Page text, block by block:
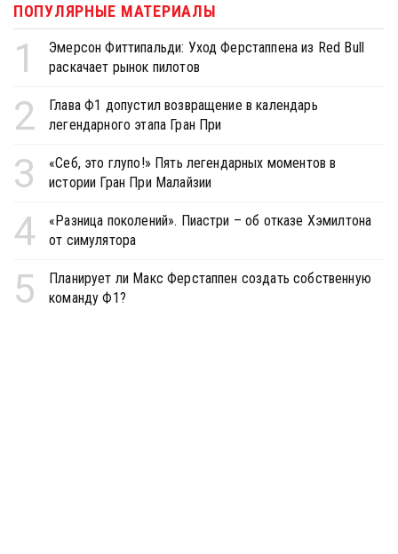
ПОПУЛЯРНЫЕ МАТЕРИАЛЫ
1
Эмерсон Фиттипальди: Уход Ферстаппена из Red Bull
раскачает рынок пилотов
2
Глава Ф1 допустил возвращение в календарь
легендарного этапа Гран При
3
«Себ, это глупо!» Пять легендарных моментов в
истории Гран При Малайзии
4
«Разница поколений». Пиастри – об отказе Хэмилтона
от симулятора
5
Планирует ли Макс Ферстаппен создать собственную
команду Ф1?